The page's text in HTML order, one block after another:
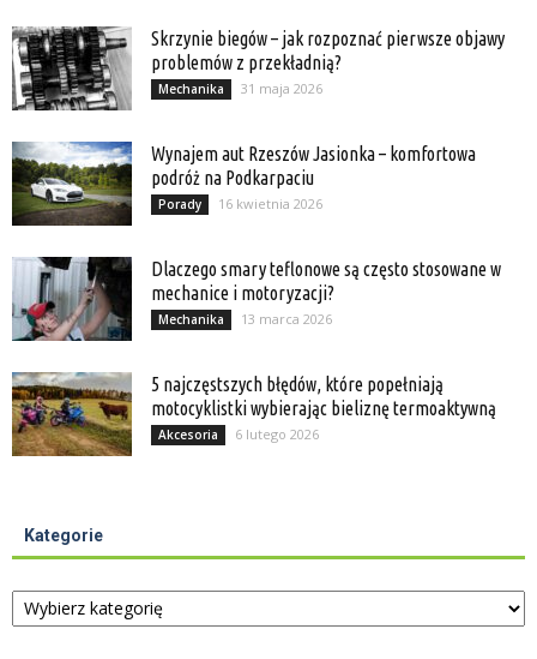
Skrzynie biegów – jak rozpoznać pierwsze objawy
problemów z przekładnią?
Mechanika 31 maja 2026
Wynajem aut Rzeszów Jasionka – komfortowa
podróż na Podkarpaciu
Porady 16 kwietnia 2026
Dlaczego smary teflonowe są często stosowane w
mechanice i motoryzacji?
Mechanika 13 marca 2026
5 najczęstszych błędów, które popełniają
motocyklistki wybierając bieliznę termoaktywną
Akcesoria 6 lutego 2026
Kategorie
Kategorie